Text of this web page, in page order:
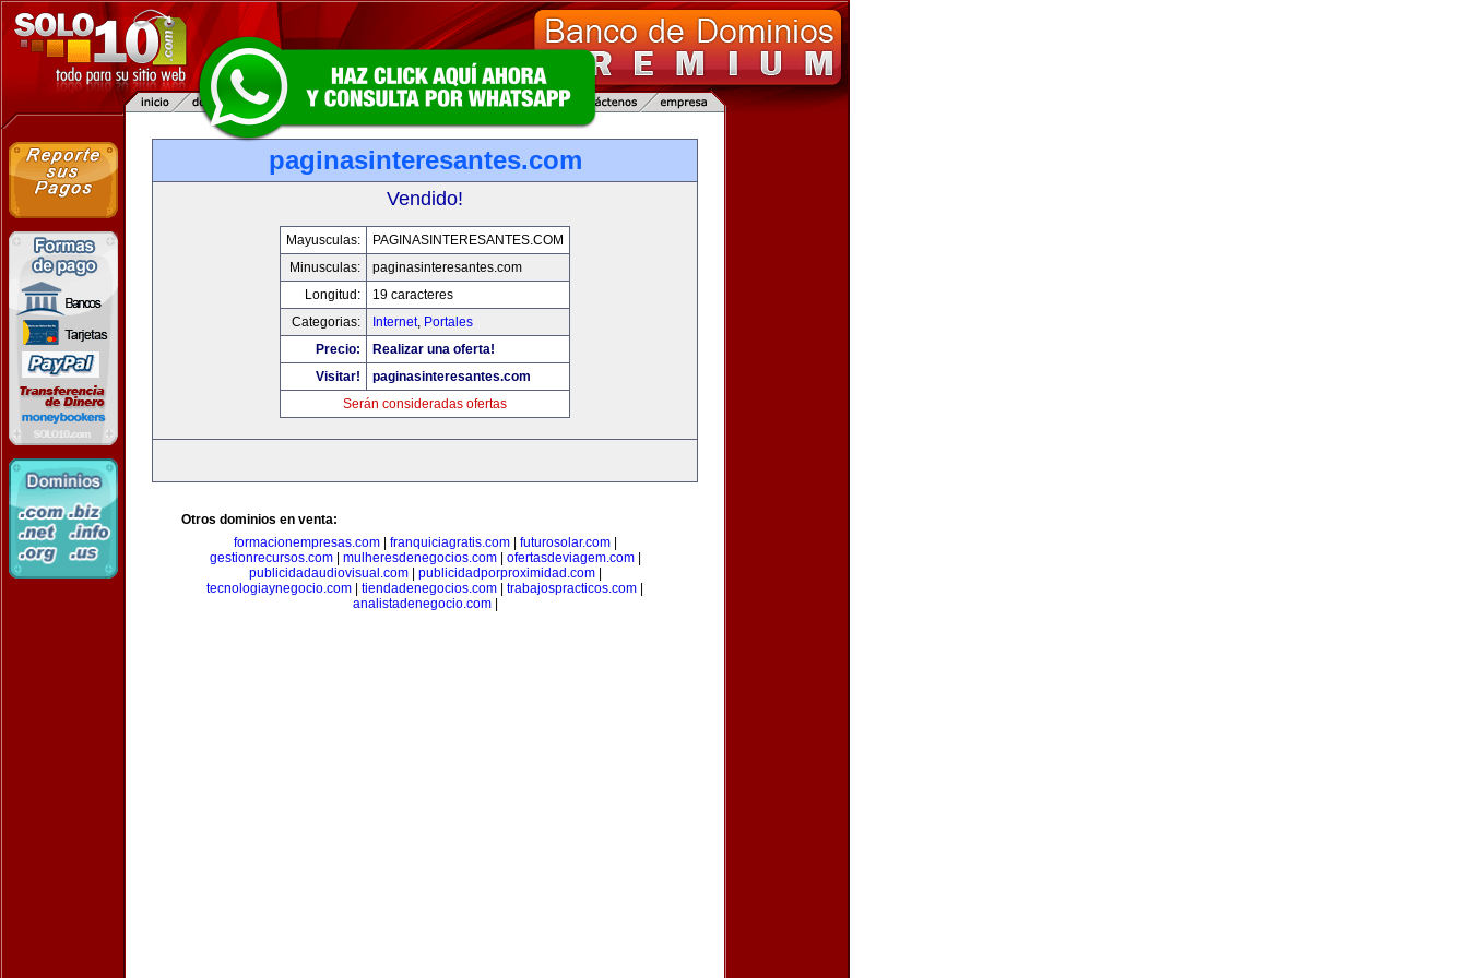
paginasinteresantes.com
Vendido!
Mayusculas:
PAGINASINTERESANTES.COM
Minusculas:
paginasinteresantes.com
Longitud:
19 caracteres
Categorias:
Internet, Portales
Precio:
Realizar una oferta!
Visitar!
paginasinteresantes.com
Serán consideradas ofertas
Otros dominios en venta:
formacionempresas.com| franquiciagratis.com| futurosolar.com|
gestionrecursos.com| mulheresdenegocios.com| ofertasdeviagem.com|
publicidadaudiovisual.com| publicidadporproximidad.com|
tecnologiaynegocio.com
tiendadenegocios.com trabajospracticos.com
analistadenegocio.com|